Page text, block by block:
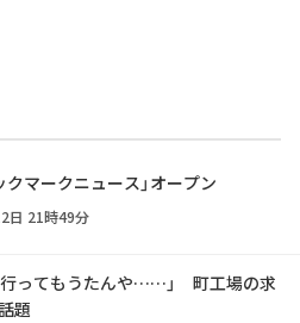
クマークニュース」オープン
日 21時49分
行ってもうたんや……」 町工場の求
題